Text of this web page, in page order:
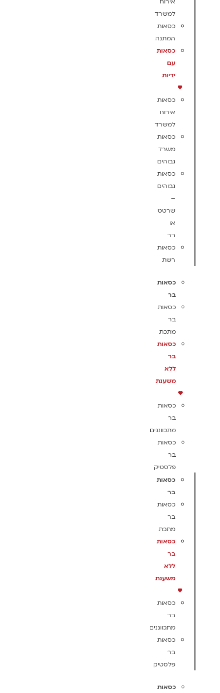
למשרד
כסאות
המתנה
כסאות
עם
ידיות
כסאות
אירוח
למשרד
כסאות
משרד
גבוהים
כסאות
גבוהים
–
שרטט
או
בר
כסאות
רשת
כסאות
בר
כסאות
בר
מתכת
כסאות
בר
ללא
משענת
כסאות
בר
מתכווננים
כסאות
בר
פלסטיק
כסאות
בר
כסאות
בר
מתכת
כסאות
בר
ללא
משענת
כסאות
בר
מתכווננים
כסאות
בר
פלסטיק
כסאות